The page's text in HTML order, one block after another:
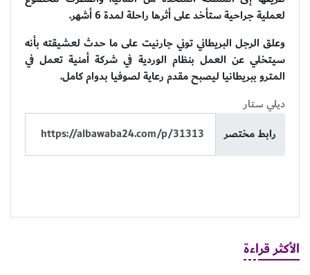
لعملية جراحية ستأخد على أثرها راحلة لمدة 6 أشهر.
وعلق الرجل البريطاني توني جارنيت على ما حدث لعشيقته بأنه
سيتخلي عن العمل بنظام الوردية في شركة أمنية تعمل في
المترو ببريطانيا ليصبح مقدم رعاية لصوفيا بدوام كامل.
ديلي ستار
رابط مختصر
الأكثر قراءة